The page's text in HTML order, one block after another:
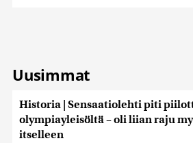
Uusimmat
Historia | Sensaatiolehti piti
olympiayleisöltä – oli liian raju
itselleen